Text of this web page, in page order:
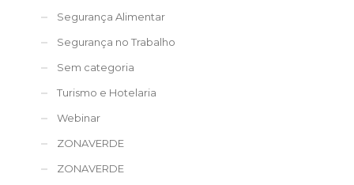
Segurança Alimentar
Segurança no Trabalho
Sem categoria
Turismo e Hotelaria
Webinar
ZONAVERDE
ZONAVERDE